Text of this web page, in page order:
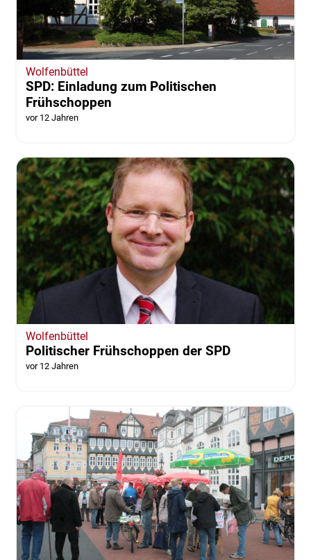
Wolfenbüttel
SPD: Einladung zum Politischen
Frühschoppen
vor 12 Jahren
Wolfenbüttel
Politischer Frühschoppen der SPD
vor 12 Jahren